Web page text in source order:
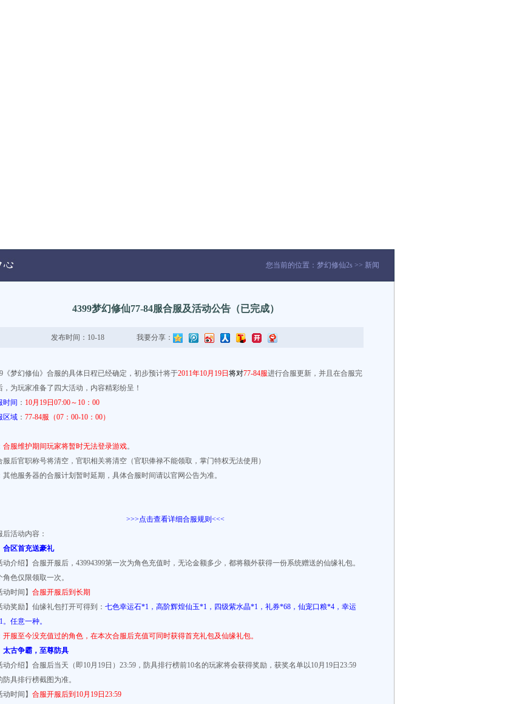
闻
您当前的位置： 梦幻修仙2s >> 新闻
4399梦幻修仙77-84服合服及活动公告（已完成）
发布时间：10-18 我要分享：
《梦幻修仙》合服的具体日程已经确定，初步预计将于2011年10月19日 将对77-84服进行合服更新，并且在合服完
，为玩家准备了四大活动，内容精彩纷呈！
时间 ： 10月19日07:00～10：00
区域 ： 77-84服（07：00-10：00）
合服维护期间玩家将暂时无法登录游戏。
后官职称号将清空，官职相关将清空（官职俸禄不能领取，掌门特权无法使用）
其他服务器的合服计划暂时延期，具体合服时间请以官网公告为准。
>>>点击查看详细合服规则<<<
后活动内容：
合区首充送豪礼
动介绍】合服开服后，43994399第一次为角色充值时，无论金额多少，都将额外获得一份系统赠送的仙缘礼包。
角色仅限领取一次。
动时间】 合服开服后到长期
动奖励】仙缘礼包打开可得到： 七色幸运石*1，高阶辉煌仙玉*1，四级紫水晶*1，礼券*68，仙宠口粮*4，幸运
。任意一种。
开服至今没充值过的角色，在本次合服后充值可同时获得首充礼包及仙缘礼包。
太古争霸，至尊防具
动介绍】合服后当天（即10月19日）23:59，防具排行榜前10名的玩家将会获得奖励，获奖名单以10月19日23:59
防具排行榜截图为准。
动时间】 合服开服后到10月19日 23:59